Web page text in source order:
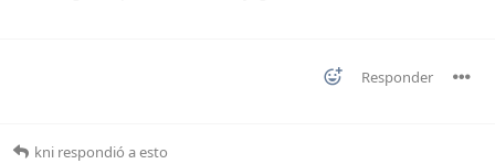
Responder
kni respondió a esto